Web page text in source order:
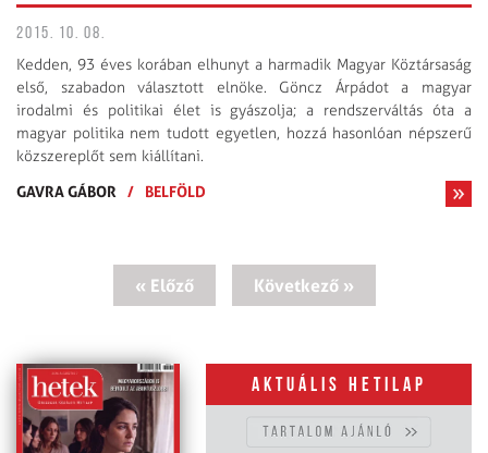
2015. 10. 08.
Kedden, 93 éves korában elhunyt a harmadik Magyar Köztársaság
első, szabadon választott elnöke. Göncz Árpádot a magyar
irodalmi és politikai élet is gyászolja; a rendszerváltás óta a
magyar politika nem tudott egyetlen, hozzá hasonlóan népszerű
közszereplőt sem kiállítani.
GAVRA GÁBOR
/ BELFÖLD
« Előző Következő »
Aktuális hetilap